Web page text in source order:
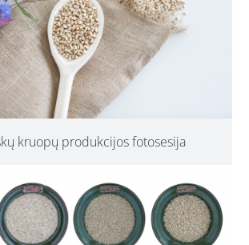
kruopų produkcijos fotosesija